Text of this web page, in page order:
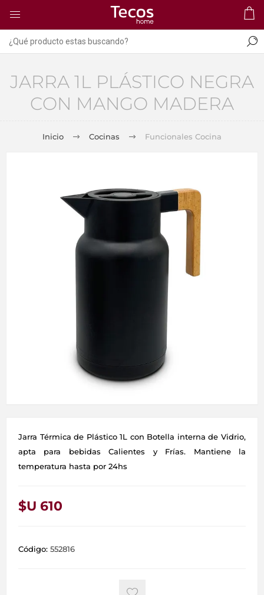
JARRA 1L PLÁSTICO NEGRA
CON MANGO MADERA
Inicio Cocinas Funcionales Cocina
Jarra Térmica de Plástico 1L con Botella interna de Vidrio,
apta para bebidas Calientes y Frías. Mantiene la
temperatura hasta por 24hs
$U 610
Código: 552816